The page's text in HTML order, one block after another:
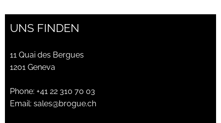
UNS FINDEN
11 Quai des Bergues
1201 Geneva
Phone: +41 22 310 70 03
Email: sales@brogue.ch